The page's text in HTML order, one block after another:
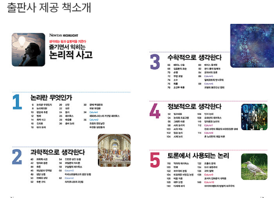
출판사 제공 책소개